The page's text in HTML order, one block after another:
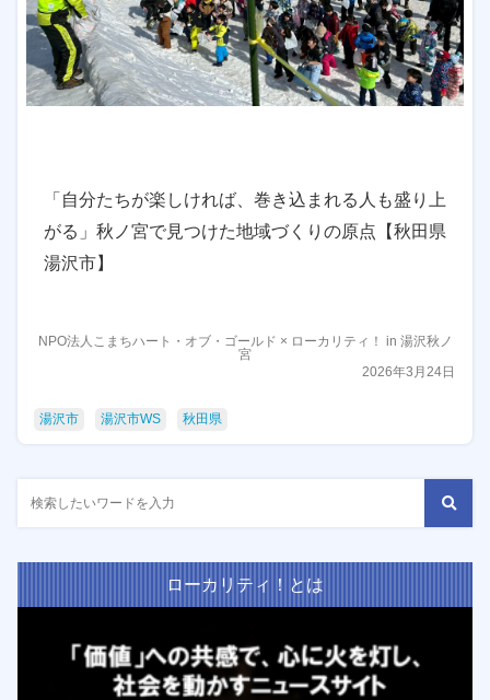
「自分たちが楽しければ、巻き込まれる人も盛り上
がる」秋ノ宮で見つけた地域づくりの原点【秋田県
湯沢市】
NPO法人こまちハート・オブ・ゴールド × ローカリティ！ in 湯沢秋ノ
宮
2026年3月24日
湯沢市 湯沢市WS 秋田県
ローカリティ！とは